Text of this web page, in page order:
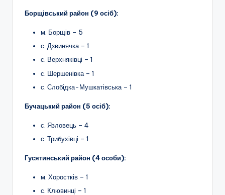
Борщівський район (9 осіб):
м. Борщів – 5
с. Дзвинячка – 1
с. Верхняківці – 1
с. Шершенівка – 1
с. Слобідка-Мушкатівська – 1
Бучацький район (5 осіб):
с. Язловець – 4
с. Трибухівці – 1
Гусятинський район (4 особи):
м. Хоростків – 1
с. Клювинці – 1